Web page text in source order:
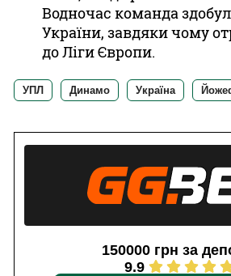
Водночас команда
України, завдяки чому
до Ліги Європи.
УПЛ Динамо Україна
150000 грн за
9.9